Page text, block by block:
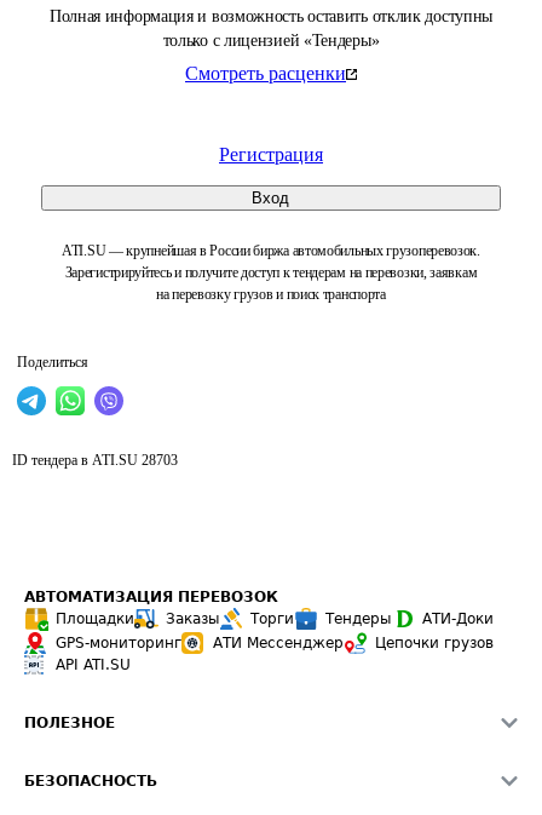
Полная информация и возможность оставить отклик доступны
только с лицензией «Тендеры»
Смотреть расценки
Регистрация
Вход
ATI.SU — крупнейшая в России биржа автомобильных грузоперевозок.
Зарегистрируйтесь и получите доступ к тендерам на перевозки, заявкам
на перевозку грузов и поиск транспорта
Поделиться
ID тендера в ATI.SU 28703
АВТОМАТИЗАЦИЯ ПЕРЕВОЗОК
Площадки
Заказы Торги Тендеры
АТИ-Доки
GPS-мониторинг
АТИ Мессенджер
Цепочки грузов
API ATI.SU
ПОЛЕЗНОЕ
БЕЗОПАСНОСТЬ